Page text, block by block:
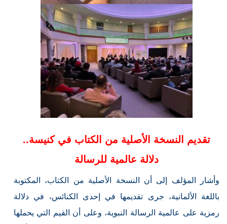
تقديم النسخة الأصلية من الكتاب في كنيسة..
دلالة عالمية للرسالة
وأشار المؤلف إلى أن النسخة الأصلية من الكتاب، المكتوبة
باللغة الألمانية، جرى تقديمها في إحدى الكنائس، في دلالة
رمزية على عالمية الرسالة النبوية، وعلى أن القيم التي يحملها